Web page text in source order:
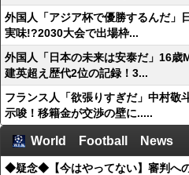
外国人「アジア杯で優勝するんだ」
実味!?2030大会で出場枠...
外国人「日本の未来は安泰だ」16歳
建英超え歴代2位の記録！3...
フランス人「欲張りすぎだ」中村敬
示唆！移籍金が交渉の壁に.....
World Football News
◆疑念◆【今はやってない】審判へ